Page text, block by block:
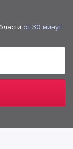
от 30 минут